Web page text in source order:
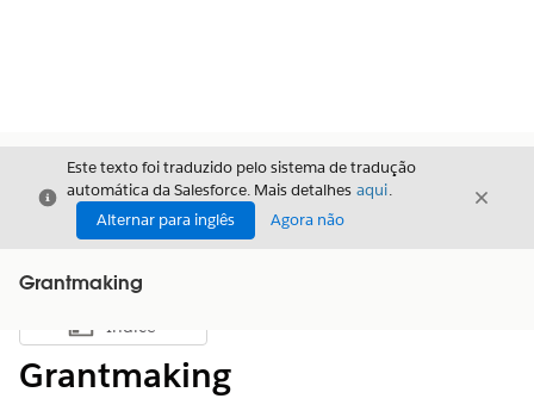
Fechar
Este texto foi traduzido pelo sistema de tradução
automática da Salesforce. Mais detalhes aqui.
Alternar para inglês
Agora não
Fechar
Grantmaking
Mostrar índice
Índice
Grantmaking